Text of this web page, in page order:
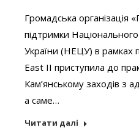
Громадська організація
підтримки
України (НЕЦУ) в рамках
East II приступила до
Кам’янському заходів з
а саме…
Читати далі